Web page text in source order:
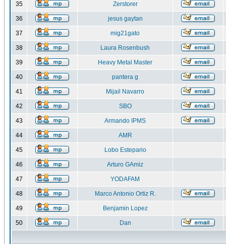
35 Zerstorer
36 jesus gaytan
37 mig21gato
38 Laura Rosenbush
39 Heavy Metal Master
40 pantera g
41 Mijail Navarro
42 SBO
43 Armando IPMS
44 AMR
45 Lobo Estepario
46 Arturo GAmiz
47 YODAFAM
48 Marco Antonio Ortiz R.
49 Benjamin Lopez
50 Dan